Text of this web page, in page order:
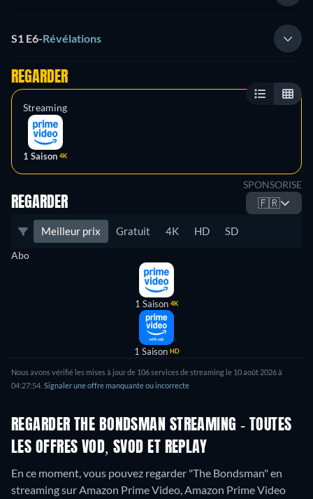
S1 E6-Révélations
REGARDER
Streaming
1 Saison 4K
SPONSORISE
REGARDER 🇫🇷
Meilleur prix Gratuit 4K HD SD
Abo
1 Saison 4K
1 Saison HD
Nous avons vérifié les mises à jour de 106services de streaming le 10 août 2026à
04:27:54 Signaler une offre manquante ou incorrecte
REGARDER THE BONDSMAN STREAMING - TOUTES
LES OFFRES VOD, SVOD ET REPLAY
En ce moment, vous pouvez regarder "The Bondsman" en
streaming sur Amazon Prime Video, Amazon Prime Video